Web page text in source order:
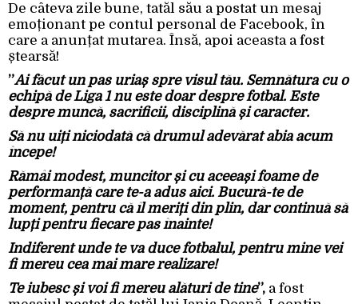
De câteva zile bune, tatăl său a postat un mesaj
emoționant pe contul personal de Facebook, în
care a anunțat mutarea. Însă, apoi aceasta a fost
ștearsă!
”Ai făcut un pas uriaș spre visul tău. Semnătura cu o
echipă de Liga 1 nu este doar despre fotbal. Este
despre muncă, sacrificii, disciplină și caracter.
Să nu uiți niciodată că drumul adevărat abia acum
începe!
Rămâi modest, muncitor și cu aceeași foame de
performanță care te-a adus aici. Bucură-te de
moment, pentru că îl meriți din plin, dar continuă să
lupți pentru fiecare pas înainte!
Indiferent unde te va duce fotbalul, pentru mine vei
fi mereu cea mai mare realizare!
Te iubesc și voi fi mereu alături de tine”, a fost